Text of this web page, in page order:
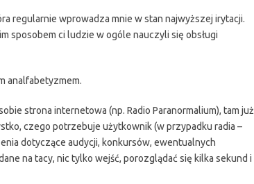
regularnie wprowadza mnie w stan najwyższej irytacji.
sposobem ci ludzie w ogóle nauczyli się obsługi
analfabetyzmem.
strona internetowa (np. Radio Paranormalium), tam już
czego potrzebuje użytkownik (w przypadku radia –
dotyczące audycji, konkursów, ewentualnych
na tacy, nic tylko wejść, porozglądać się kilka sekund i